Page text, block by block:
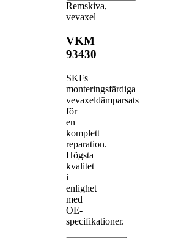
Remskiva,
vevaxel
VKM
93430
SKFs
monteringsfärdiga
vevaxeldämparsats
för
en
komplett
reparation.
Högsta
kvalitet
i
enlighet
med
OE-
specifikationer.